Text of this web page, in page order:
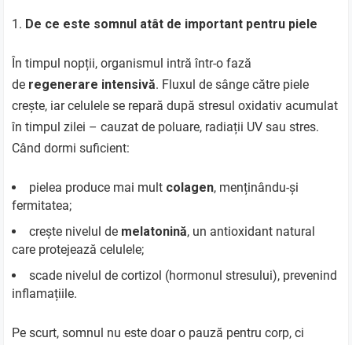
De ce este somnul atât de important pentru piele
În timpul nopții, organismul intră într-o fază
de regenerare intensivă. Fluxul de sânge către piele
crește, iar celulele se repară după stresul oxidativ acumulat
în timpul zilei – cauzat de poluare, radiații UV sau stres.
Când dormi suficient:
pielea produce mai mult colagen, menținându-și
fermitatea;
crește nivelul de melatonină, un antioxidant natural
care protejează celulele;
scade nivelul de cortizol (hormonul stresului), prevenind
inflamațiile.
Pe scurt, somnul nu este doar o pauză pentru corp, ci